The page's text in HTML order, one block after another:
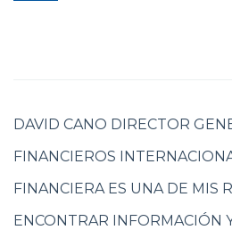
DAVID CANO DIRECTOR
FINANCIEROS
FINANCIERA ES UNA DE MIS
ENCONTRAR INFORMACIÓN